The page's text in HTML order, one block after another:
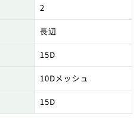
2
長辺
15D
10Dメッシュ
15D